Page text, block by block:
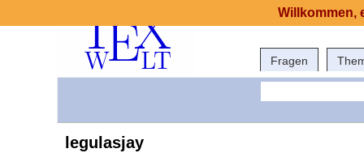
Fragen
legulasjay
Willkommen,